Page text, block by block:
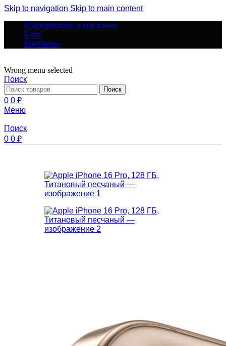
Skip to navigation Skip to main content
Информация о магазине
Блог
Контакты
Wrong menu selected
Поиск
Поиск
0 0 ₽
Меню
Поиск
0 0 ₽